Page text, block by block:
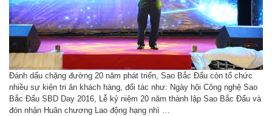
Đánh dấu chặng đường 20 năm phát triển, Sao Bắc Đẩu còn tổ chức
nhiều sự kiện tri ân khách hàng, đối tác như: Ngày hội Công nghệ Sao
Bắc Đẩu SBD Day 2016, Lễ kỷ niệm 20 năm thành lập Sao Bắc Đẩu và
đón nhận Huân chương Lao động hạng nhì …